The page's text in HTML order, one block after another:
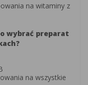
na witaminy z
wybrać preparat
na wszystkie